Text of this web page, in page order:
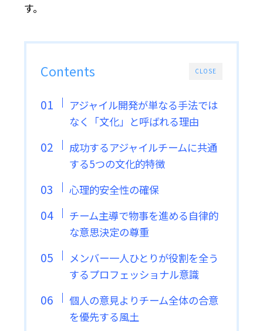
す。
CLOSE
Contents
アジャイル開発が単なる手法では
なく「文化」と呼ばれる理由
成功するアジャイルチームに共通
する5つの文化的特徴
心理的安全性の確保
チーム主導で物事を進める自律的
な意思決定の尊重
メンバー一人ひとりが役割を全う
するプロフェッショナル意識
個人の意見よりチーム全体の合意
を優先する風土